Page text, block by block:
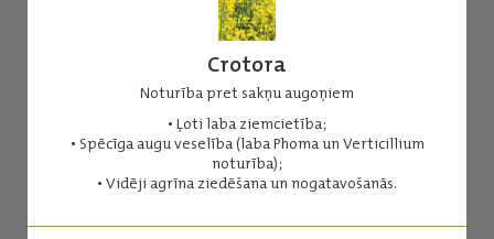
Crotora
Noturība pret sakņu augoņiem
• Ļoti laba ziemcietība;
• Spēcīga augu veselība (laba Phoma un Verticillium
noturība);
• Vidēji agrīna ziedēšana un nogatavošanās.
Akilah
"Klimatu pārmaiņu hibrīds" ar stabilām un augstām ražām arī
sarežģītos augšanas apstākļos.
Ļoti augsta augu veselība